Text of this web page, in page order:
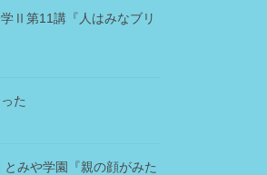
Ⅱ第11講『人はみなブリ
た
みや学園『親の顔がみた